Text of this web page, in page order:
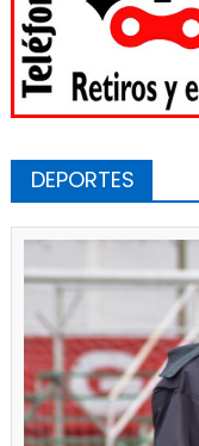
DEPORTES